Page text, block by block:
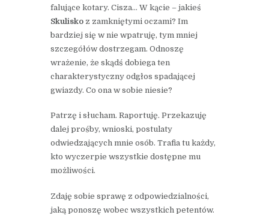
falujące kotary. Cisza… W kącie – jakieś
Skulisko z zamkniętymi oczami? Im
bardziej się w nie wpatruję, tym mniej
szczegółów dostrzegam. Odnoszę
wrażenie, że skądś dobiega ten
charakterystyczny odgłos spadającej
gwiazdy. Co ona w sobie niesie?
Patrzę i słucham. Raportuję. Przekazuję
dalej prośby, wnioski, postulaty
odwiedzających mnie osób. Trafia tu każdy,
kto wyczerpie wszystkie dostępne mu
możliwości.
Zdaję sobie sprawę z odpowiedzialności,
jaką ponoszę wobec wszystkich petentów.